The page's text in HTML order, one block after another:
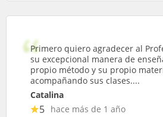
Primero quiero agradecer al
su excepcional manera de
propio método y su propio
acompañando sus clases....
Catalina
5 hace más de 1 año